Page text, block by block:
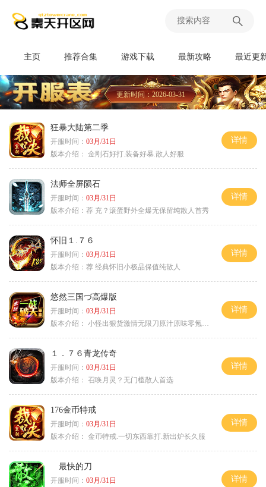
主页 推荐合集 游戏下载 最新攻略 最近更
更新时间：2026-03-31
狂暴大陆第二季
开服时间： 03月/31日
版本介绍： 金刚石好打.装备好暴.散人好服
详情
法师全屏陨石
开服时间： 03月/31日
版本介绍： 荐 充？滚蛋野外全爆无保留纯散人首秀
详情
怀旧１.７６
开服时间： 03月/31日
版本介绍： 荐 经典怀旧小极品保值纯散人
详情
悠然三国づ高爆版
开服时间： 03月/31日
版本介绍： 小怪出狠货激情无限刀原汁原味零氪通关
详情
１．７６青龙传奇
开服时间： 03月/31日
版本介绍： 召唤月灵？无门槛散人首选
详情
176金币特戒
开服时间： 03月/31日
版本介绍： 金币特戒.一切东西靠打.新出炉长久服
详情
最快的刀
开服时间： 03月/31日
详情